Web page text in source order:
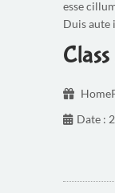
esse
Duis aute
Date :